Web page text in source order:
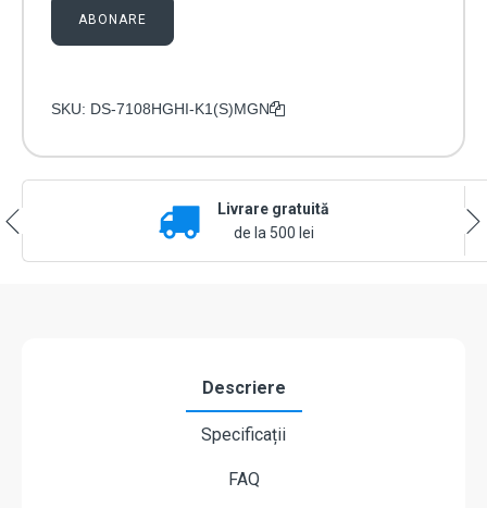
ABONARE
SKU: DS-7108HGHI-K1(S)MGN
Livrare gratuită
de la 500 lei
Descriere
Specificații
FAQ